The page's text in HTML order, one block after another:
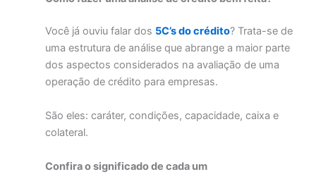
Você já ouviu falar dos 5C’s do crédito? Trata-se de
uma estrutura de análise que abrange a maior parte
dos aspectos considerados na avaliação de uma
operação de crédito para empresas.
São eles: caráter, condições, capacidade, caixa e
colateral.
Confira o significado de cada um